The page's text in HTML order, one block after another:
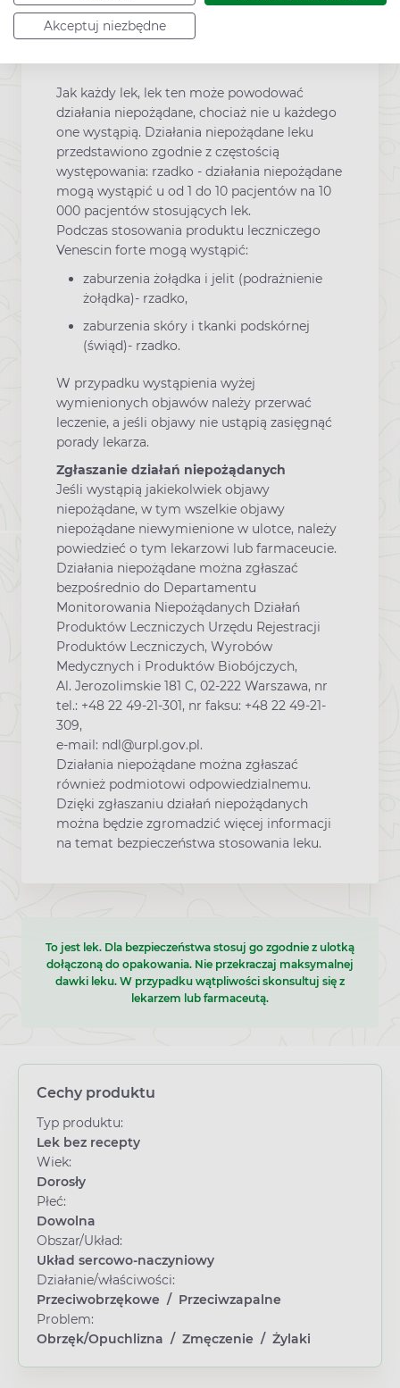
Akceptuj niezbędne
Działania niepożądane
Jak każdy lek, lek ten może powodować
działania niepożądane, chociaż nie u każdego
one wystąpią. Działania niepożądane leku
przedstawiono zgodnie z częstością
występowania: rzadko - działania niepożądane
mogą wystąpić u od 1 do 10 pacjentów na 10
000 pacjentów stosujących lek.
Podczas stosowania produktu leczniczego
Venescin forte mogą wystąpić:
zaburzenia żołądka i jelit (podrażnienie
żołądka)- rzadko,
zaburzenia skóry i tkanki podskórnej
(świąd)- rzadko.
W przypadku wystąpienia wyżej
wymienionych objawów należy przerwać
leczenie, a jeśli objawy nie ustąpią zasięgnąć
porady lekarza.
Zgłaszanie działań niepożądanych
Jeśli wystąpią jakiekolwiek objawy
niepożądane, w tym wszelkie objawy
niepożądane niewymienione w ulotce, należy
powiedzieć o tym lekarzowi lub farmaceucie.
Działania niepożądane można zgłaszać
bezpośrednio do Departamentu
Monitorowania Niepożądanych Działań
Produktów Leczniczych Urzędu Rejestracji
Produktów Leczniczych, Wyrobów
Medycznych i Produktów Biobójczych,
Al. Jerozolimskie 181 C, 02-222 Warszawa, nr
tel.: +48 22 49-21-301, nr faksu: +48 22 49-21-
309,
e-mail: ndl@urpl.gov.pl.
Działania niepożądane można zgłaszać
również podmiotowi odpowiedzialnemu.
Dzięki zgłaszaniu działań niepożądanych
można będzie zgromadzić więcej informacji
na temat bezpieczeństwa stosowania leku.
To jest lek. Dla bezpieczeństwa stosuj go zgodnie z ulotką
dołączoną do opakowania. Nie przekraczaj maksymalnej
dawki leku. W przypadku wątpliwości skonsultuj się z
lekarzem lub farmaceutą.
Cechy produktu
Typ produktu:
Lek bez recepty
Wiek:
Dorosły
Płeć:
Dowolna
Obszar/Układ:
Układ sercowo-naczyniowy
Działanie/właściwości:
Przeciwobrzękowe / Przeciwzapalne
Problem:
Obrzęk/Opuchlizna / Zmęczenie / Żylaki